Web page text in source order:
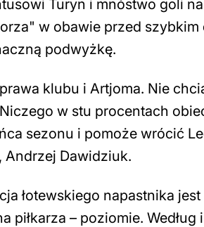
Turyn i mnóstwo goli
w obawie przed
podwyżkę.
klubu i Artjoma. Nie
w stu procentach
sezonu i pomoże wrócić
Andrzej Dawidziuk.
łotewskiego napastnika
piłkarza – poziomie.